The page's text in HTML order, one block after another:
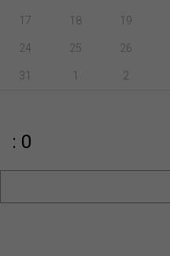
17 18 19
24 25 26
31 1 2
: 0